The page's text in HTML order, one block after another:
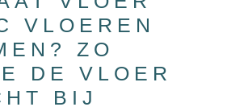
VLOEREN
ZO
DE VLOER
BIJ